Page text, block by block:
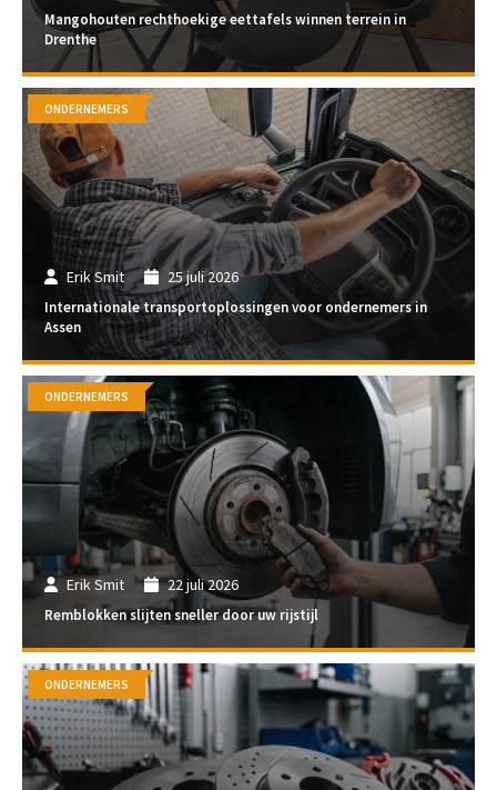
Mangohouten rechthoekige eettafels winnen terrein in
Drenthe
Erik Smit 25 juli 2026
Internationale transportoplossingen voor ondernemers in
Assen
ONDERNEMERS
Erik Smit 22 juli 2026
Remblokken slijten sneller door uw rijstijl
ONDERNEMERS
ONDERNEMERS